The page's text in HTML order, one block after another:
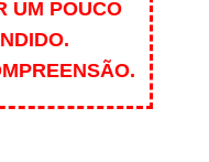
UM POUCO